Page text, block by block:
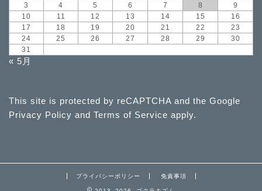
3
4 5 6 7 8
9
10
11 12 13 14 15
16
17
18 19 20 21 22
23
24
25 26 27 28 29
30
31
« 5月
This site is protected by reCAPTCHA and the Google
Privacy Policy and Terms of Service apply.
プライバシーポリシー 免責事項